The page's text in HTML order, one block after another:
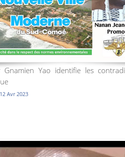
Gnamien Yao identifie les
Avr 2023